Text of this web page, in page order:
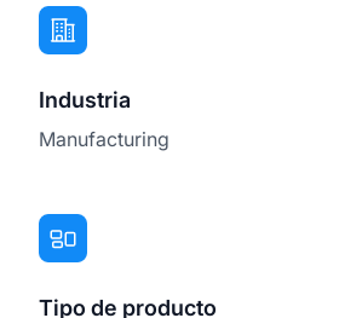
Industria
Manufacturing
Tipo de producto